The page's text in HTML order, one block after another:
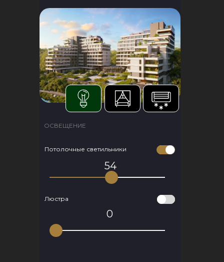
100
54
0
ОСВЕЩЕНИЕ
Потолочные светильники
Люстра